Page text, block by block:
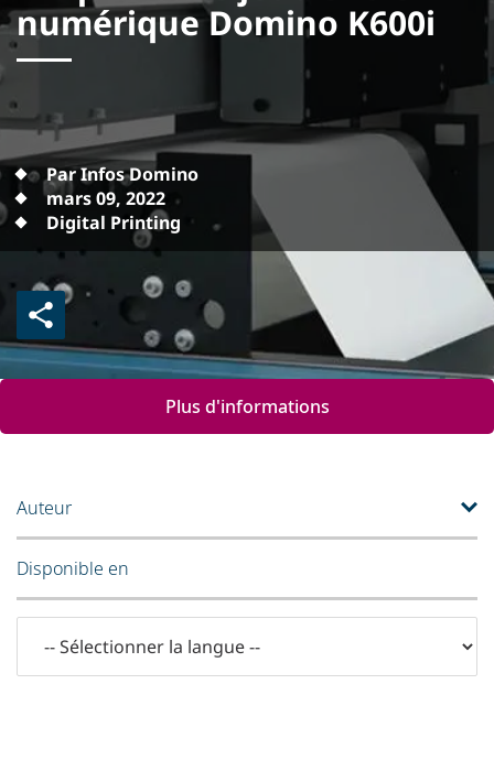
numérique Domino K600i
Par Infos Domino
mars 09, 2022
Digital Printing
Plus d'informations
Auteur
Disponible en